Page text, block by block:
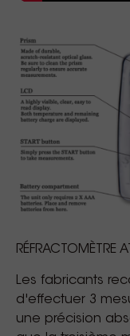
RÉFRACTOMÈTRE
Les fabricants
d'effectuer 3
une précision